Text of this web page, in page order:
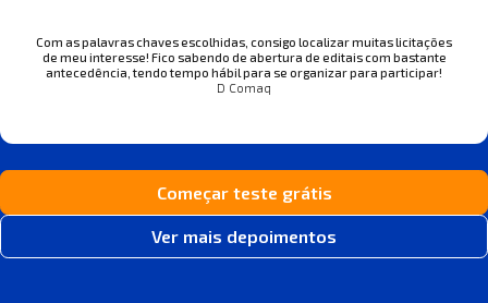
Com as palavras chaves escolhidas, consigo localizar muitas licitações
de meu interesse! Fico sabendo de abertura de editais com bastante
antecedência, tendo tempo hábil para se organizar para participar!
D Comaq
Começar teste grátis
Ver mais depoimentos